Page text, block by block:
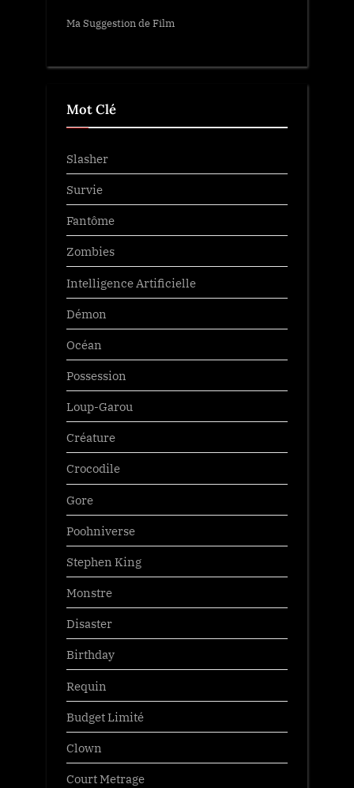
Ma Suggestion de Film
Mot Clé
Slasher
Survie
Fantôme
Zombies
Intelligence Artificielle
Démon
Océan
Possession
Loup-Garou
Créature
Crocodile
Gore
Poohniverse
Stephen King
Monstre
Disaster
Birthday
Requin
Budget Limité
Clown
Court Metrage